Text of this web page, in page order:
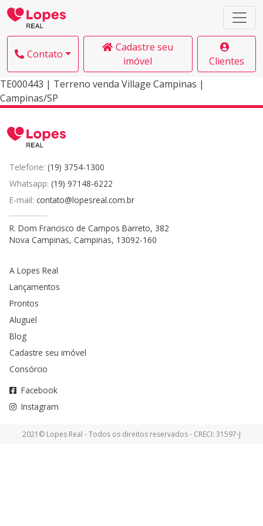
Contato
Cadastre seu
imóvel
Clientes
TE000443 | Terreno venda Village Campinas |
Campinas/SP
Telefone: (19) 3754-1300
Whatsapp: (19) 97148-6222
E-mail: contato@lopesreal.com.br
R. Dom Francisco de Campos Barreto, 382
Nova Campinas, Campinas, 13092-160
A Lopes Real
Lançamentos
Prontos
Aluguel
Blog
Cadastre seu imóvel
Consórcio
Facebook
Instagram
2021© Lopes Real - Todos os direitos reservados - CRECI: 31597-J